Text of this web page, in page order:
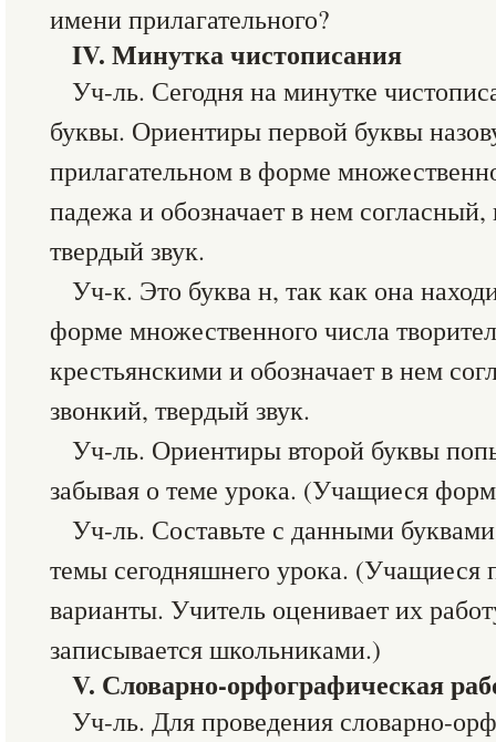
имени прилагательного?
IV. Минутка чистописания
Уч-ль. Сегодня на минутке
буквы. Ориентиры первой буквы
прилагательном в форме
падежа и обозначает в нем
твердый звук.
Уч-к. Это буква н, так как она
форме множественного числа
крестьянскими и обозначает в нем
звонкий, твердый звук.
Уч-ль. Ориентиры второй буквы
забывая о теме урока. (Учащиеся
Уч-ль. Составьте с данными
темы сегодняшнего урока. (Учащиеся
варианты. Учитель оценивает их
записывается школьниками.)
V. Словарно-орфографическая
Уч-ль. Для проведения словарно-